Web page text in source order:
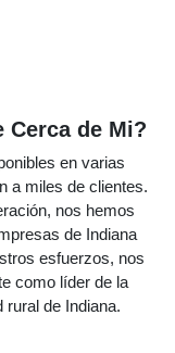
de Mi?
en varias
a miles de clientes.
nos hemos
de Indiana
esfuerzos, nos
como líder de la
rural de Indiana.